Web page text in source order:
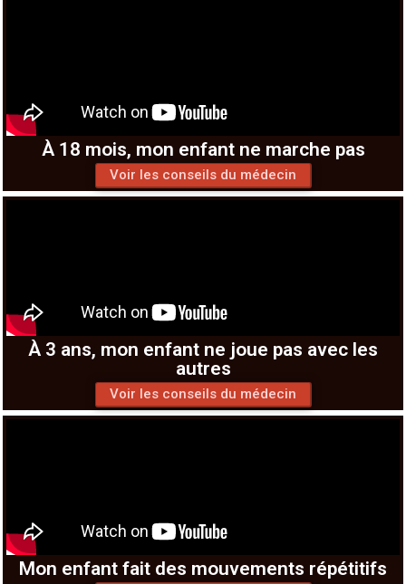
À 18 mois, mon enfant ne marche pas
Voir les conseils du médecin
À 3 ans, mon enfant ne joue pas avec les
autres
Voir les conseils du médecin
Mon enfant fait des mouvements répétitifs